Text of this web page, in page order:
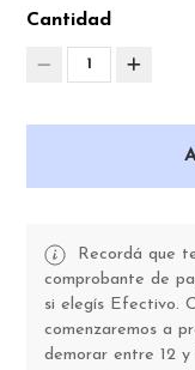
Cantidad
1
Recordá que
comprobante de
si elegís Efectivo.
comenzaremos a
demorar entre 12 y